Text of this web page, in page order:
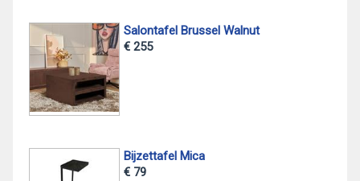
Salontafel Brussel Walnut
€ 255
Bijzettafel Mica
€ 79